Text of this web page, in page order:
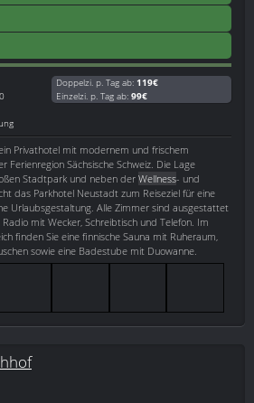
Doppelzi. p. Tag ab: 119€
Einzelzi. p. Tag ab: 99€
Privathotel mit modernem und frischem
Sächsische Schweiz. Die Lage
Stadtpark und neben der Wellness- und
das Parkhotel Neustadt zum Reiseziel für eine
Urlaubsgestaltung. Alle Zimmer sind ausgestattet
mit Wecker, Schreibtisch und Telefon. Im
finden Sie eine finnische Sauna mit Ruheraum,
sowie eine Badestube mit Duowanne.